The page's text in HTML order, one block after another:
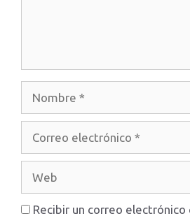
electrónico
Recibir un correo electrónico